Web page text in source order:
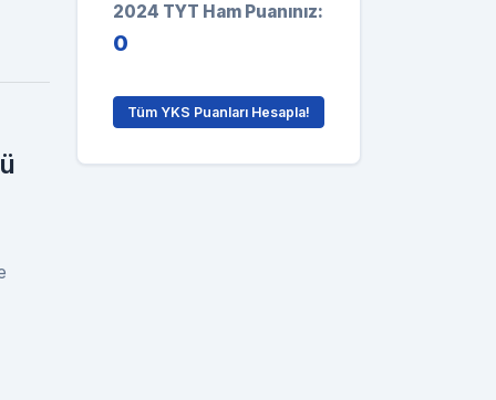
2024 TYT Ham Puanınız:
0
Tüm YKS Puanları Hesapla!